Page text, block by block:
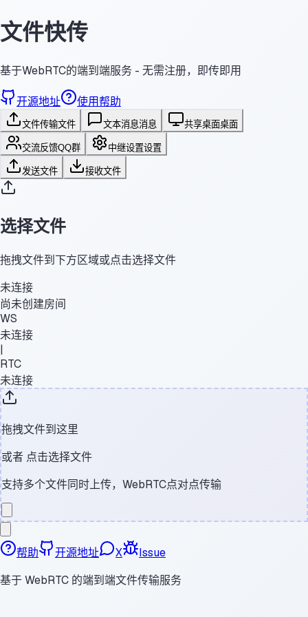
文件快传
基于WebRTC的端到端服务 - 无需注册，即传即用
开源地址 使用帮助
文件传输文件 文本消息消息 共享桌面桌面
交流反馈QQ群 中继设置设置
发送文件 接收文件
选择文件
拖拽文件到下方区域或点击选择文件
未连接
尚未创建房间
WS
未连接
|
RTC
未连接
拖拽文件到这里
或者 点击选择文件
支持多个文件同时上传，WebRTC点对点传输
帮助 开源地址 X
Issue
基于 WebRTC 的端到端文件传输服务